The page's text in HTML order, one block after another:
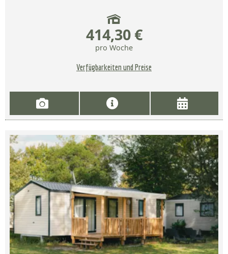
414,30 €
pro Woche
Verfügbarkeiten und Preise